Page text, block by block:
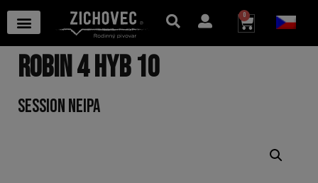
0
ROBIN 4 HYB 10
SESSION NEIPA